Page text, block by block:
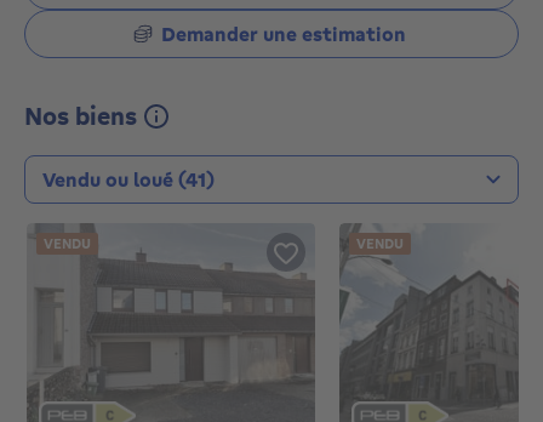
Demander une estimation
Nos biens
Type de transaction
VENDU VENDU